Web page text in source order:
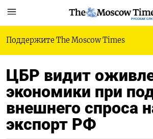
РУССКАЯ
Поддержите The Moscow Times
ЦБР видит
экономики при
внешнего спроса
экспорт РФ